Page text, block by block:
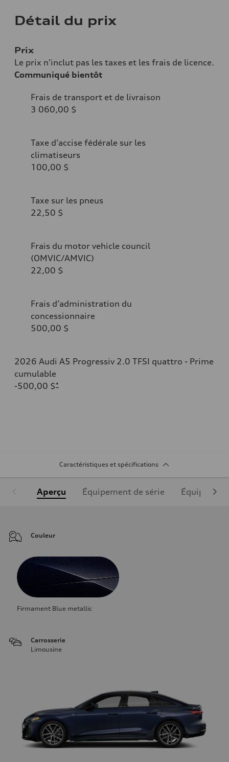
Détail du prix
Prix
Le prix n'inclut pas les taxes et les frais de licence.
Communiqué bientôt
Frais de transport et de livraison
3 060,00 $
Taxe d'accise fédérale sur les
climatiseurs
100,00 $
Taxe sur les pneus
22,50 $
Frais du motor vehicle council
(OMVIC/AMVIC)
22,00 $
Frais d’administration du
concessionnaire
500,00 $
2026 Audi A5 Progressiv 2.0 TFSI quattro - Prime
cumulable
-500,00 $*
Caractéristiques et spécifications
Aperçu Équipement de série
Couleur
Firmament Blue metallic
Carrosserie
Limousine